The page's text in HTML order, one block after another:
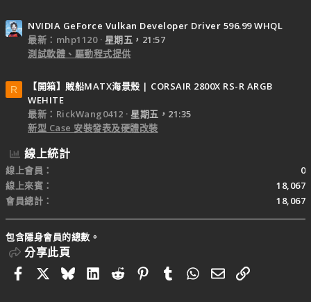
NVIDIA GeForce Vulkan Developer Driver 596.99 WHQL
最新：mhp1120
星期五，21:57
測試軟體、驅動程式提供
R
【開箱】賊船MATX海景殼 | CORSAIR 2800X RS-R ARGB
WEHITE
最新：RickWang0412
星期五，21:35
新型 Case 安裝發表及硬體改裝
線上統計
線上會員
0
線上來賓
18,067
會員總計
18,067
包含隱身會員的總數。
分享此頁
FacebookBlueskyLinkedIn
RedditPinterestTumblrWhatsApp
電子郵件
連結